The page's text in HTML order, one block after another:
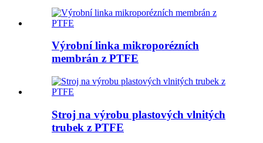
Výrobní linka mikroporézních
membrán z PTFE
Stroj na výrobu plastových vlnitých
trubek z PTFE